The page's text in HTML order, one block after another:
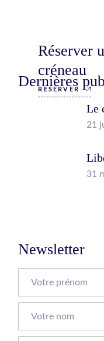
Réserver
créneau
RÉSERVER
Dernières
Le
21
31
Newsletter